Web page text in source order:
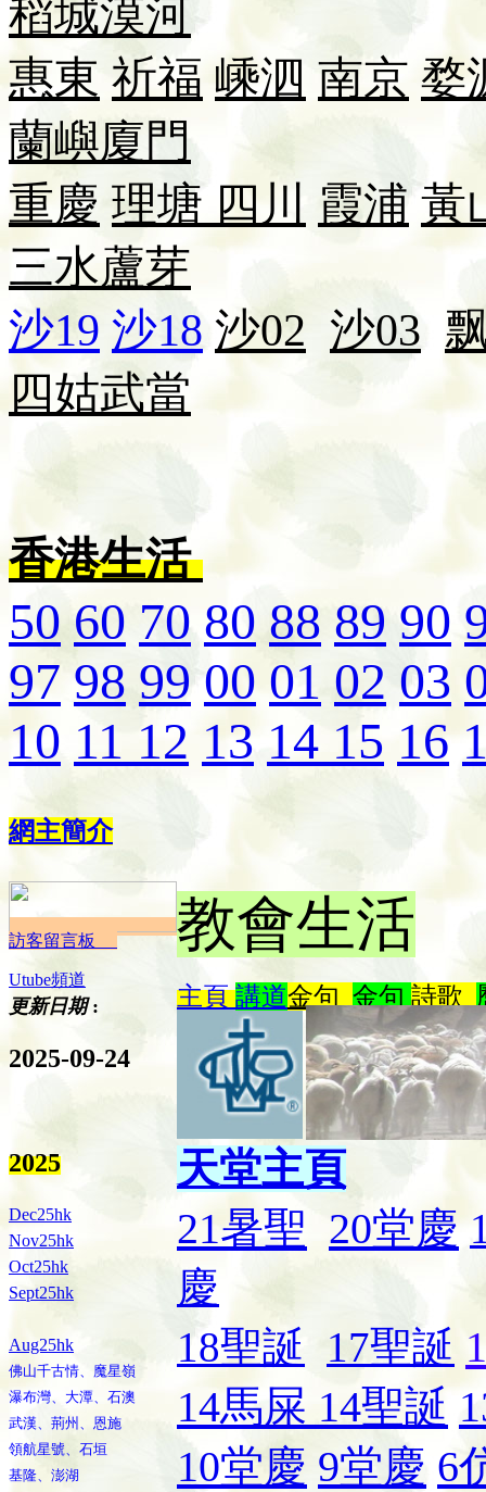
稻城漠河
惠東 祈福 嵊泗 南京 婺
蘭嶼廈門
重慶 理塘 四川 霞浦 黃
三水蘆芽
沙19 沙18 沙02 沙03
四姑武當
香港生活
50 60 70 80 88 89 90
97 98 99 00 01 02 03
10 11 12 13 14 15 16
網主簡介
訪客留言板
Utube頻道
更新日期:
2025-09-24
2025
Dec25hk
Nov25hk
Oct25hk
Sept25hk
Aug25hk
佛山千古情、魔星嶺
瀑布灣、大潭、石澳
武漢、荊州、恩施
領航星號、石垣
基隆、澎湖
教會生活
主頁講道金句 金句 詩歌
天堂主頁
21暑聖 20堂慶
慶
18聖誕
17聖誕
14馬屎 14聖誕
10堂慶 9堂慶 6